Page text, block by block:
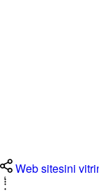
Web sitesini